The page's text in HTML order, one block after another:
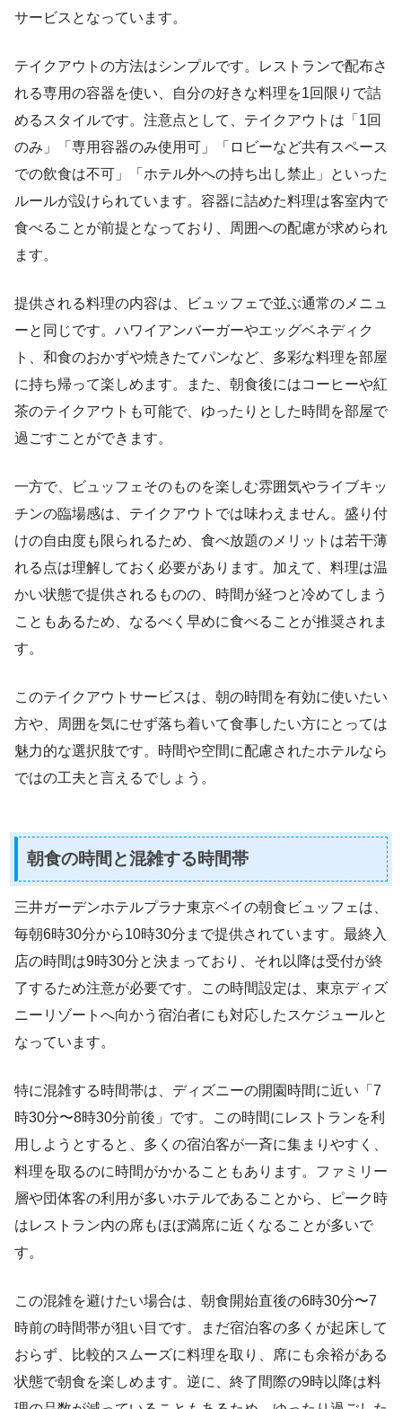
サービスとなっています。
テイクアウトの方法はシンプルです。レストランで配布さ
れる専用の容器を使い、自分の好きな料理を1回限りで詰
めるスタイルです。注意点として、テイクアウトは「1回
のみ」「専用容器のみ使用可」「ロビーなど共有スペース
での飲食は不可」「ホテル外への持ち出し禁止」といった
ルールが設けられています。容器に詰めた料理は客室内で
食べることが前提となっており、周囲への配慮が求められ
ます。
提供される料理の内容は、ビュッフェで並ぶ通常のメニュ
ーと同じです。ハワイアンバーガーやエッグベネディク
ト、和食のおかずや焼きたてパンなど、多彩な料理を部屋
に持ち帰って楽しめます。また、朝食後にはコーヒーや紅
茶のテイクアウトも可能で、ゆったりとした時間を部屋で
過ごすことができます。
一方で、ビュッフェそのものを楽しむ雰囲気やライブキッ
チンの臨場感は、テイクアウトでは味わえません。盛り付
けの自由度も限られるため、食べ放題のメリットは若干薄
れる点は理解しておく必要があります。加えて、料理は温
かい状態で提供されるものの、時間が経つと冷めてしまう
こともあるため、なるべく早めに食べることが推奨されま
す。
このテイクアウトサービスは、朝の時間を有効に使いたい
方や、周囲を気にせず落ち着いて食事したい方にとっては
魅力的な選択肢です。時間や空間に配慮されたホテルなら
ではの工夫と言えるでしょう。
朝食の時間と混雑する時間帯
三井ガーデンホテルプラナ東京ベイの朝食ビュッフェは、
毎朝6時30分から10時30分まで提供されています。最終入
店の時間は9時30分と決まっており、それ以降は受付が終
了するため注意が必要です。この時間設定は、東京ディズ
ニーリゾートへ向かう宿泊者にも対応したスケジュールと
なっています。
特に混雑する時間帯は、ディズニーの開園時間に近い「7
時30分〜8時30分前後」です。この時間にレストランを利
用しようとすると、多くの宿泊客が一斉に集まりやすく、
料理を取るのに時間がかかることもあります。ファミリー
層や団体客の利用が多いホテルであることから、ピーク時
はレストラン内の席もほぼ満席に近くなることが多いで
す。
この混雑を避けたい場合は、朝食開始直後の6時30分〜7
時前の時間帯が狙い目です。まだ宿泊客の多くが起床して
おらず、比較的スムーズに料理を取り、席にも余裕がある
状態で朝食を楽しめます。逆に、終了間際の9時以降は料